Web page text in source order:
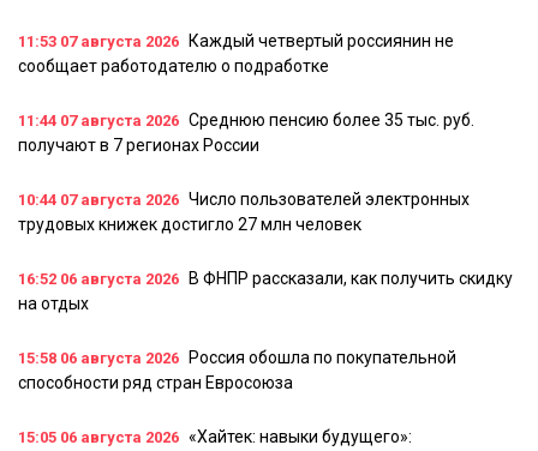
11:53 07 августа 2026
Каждый четвертый россиянин не
сообщает работодателю о подработке
11:44 07 августа 2026 Среднюю пенсию более 35 тыс. руб.
получают в 7 регионах России
10:44 07 августа 2026 Число пользователей электронных
трудовых книжек достигло 27 млн человек
16:52 06 августа 2026
В ФНПР рассказали, как получить скидку
на отдых
15:58 06 августа 2026
Россия обошла по покупательной
способности ряд стран Евросоюза
15:05 06 августа 2026 «Хайтек: навыки будущего»: